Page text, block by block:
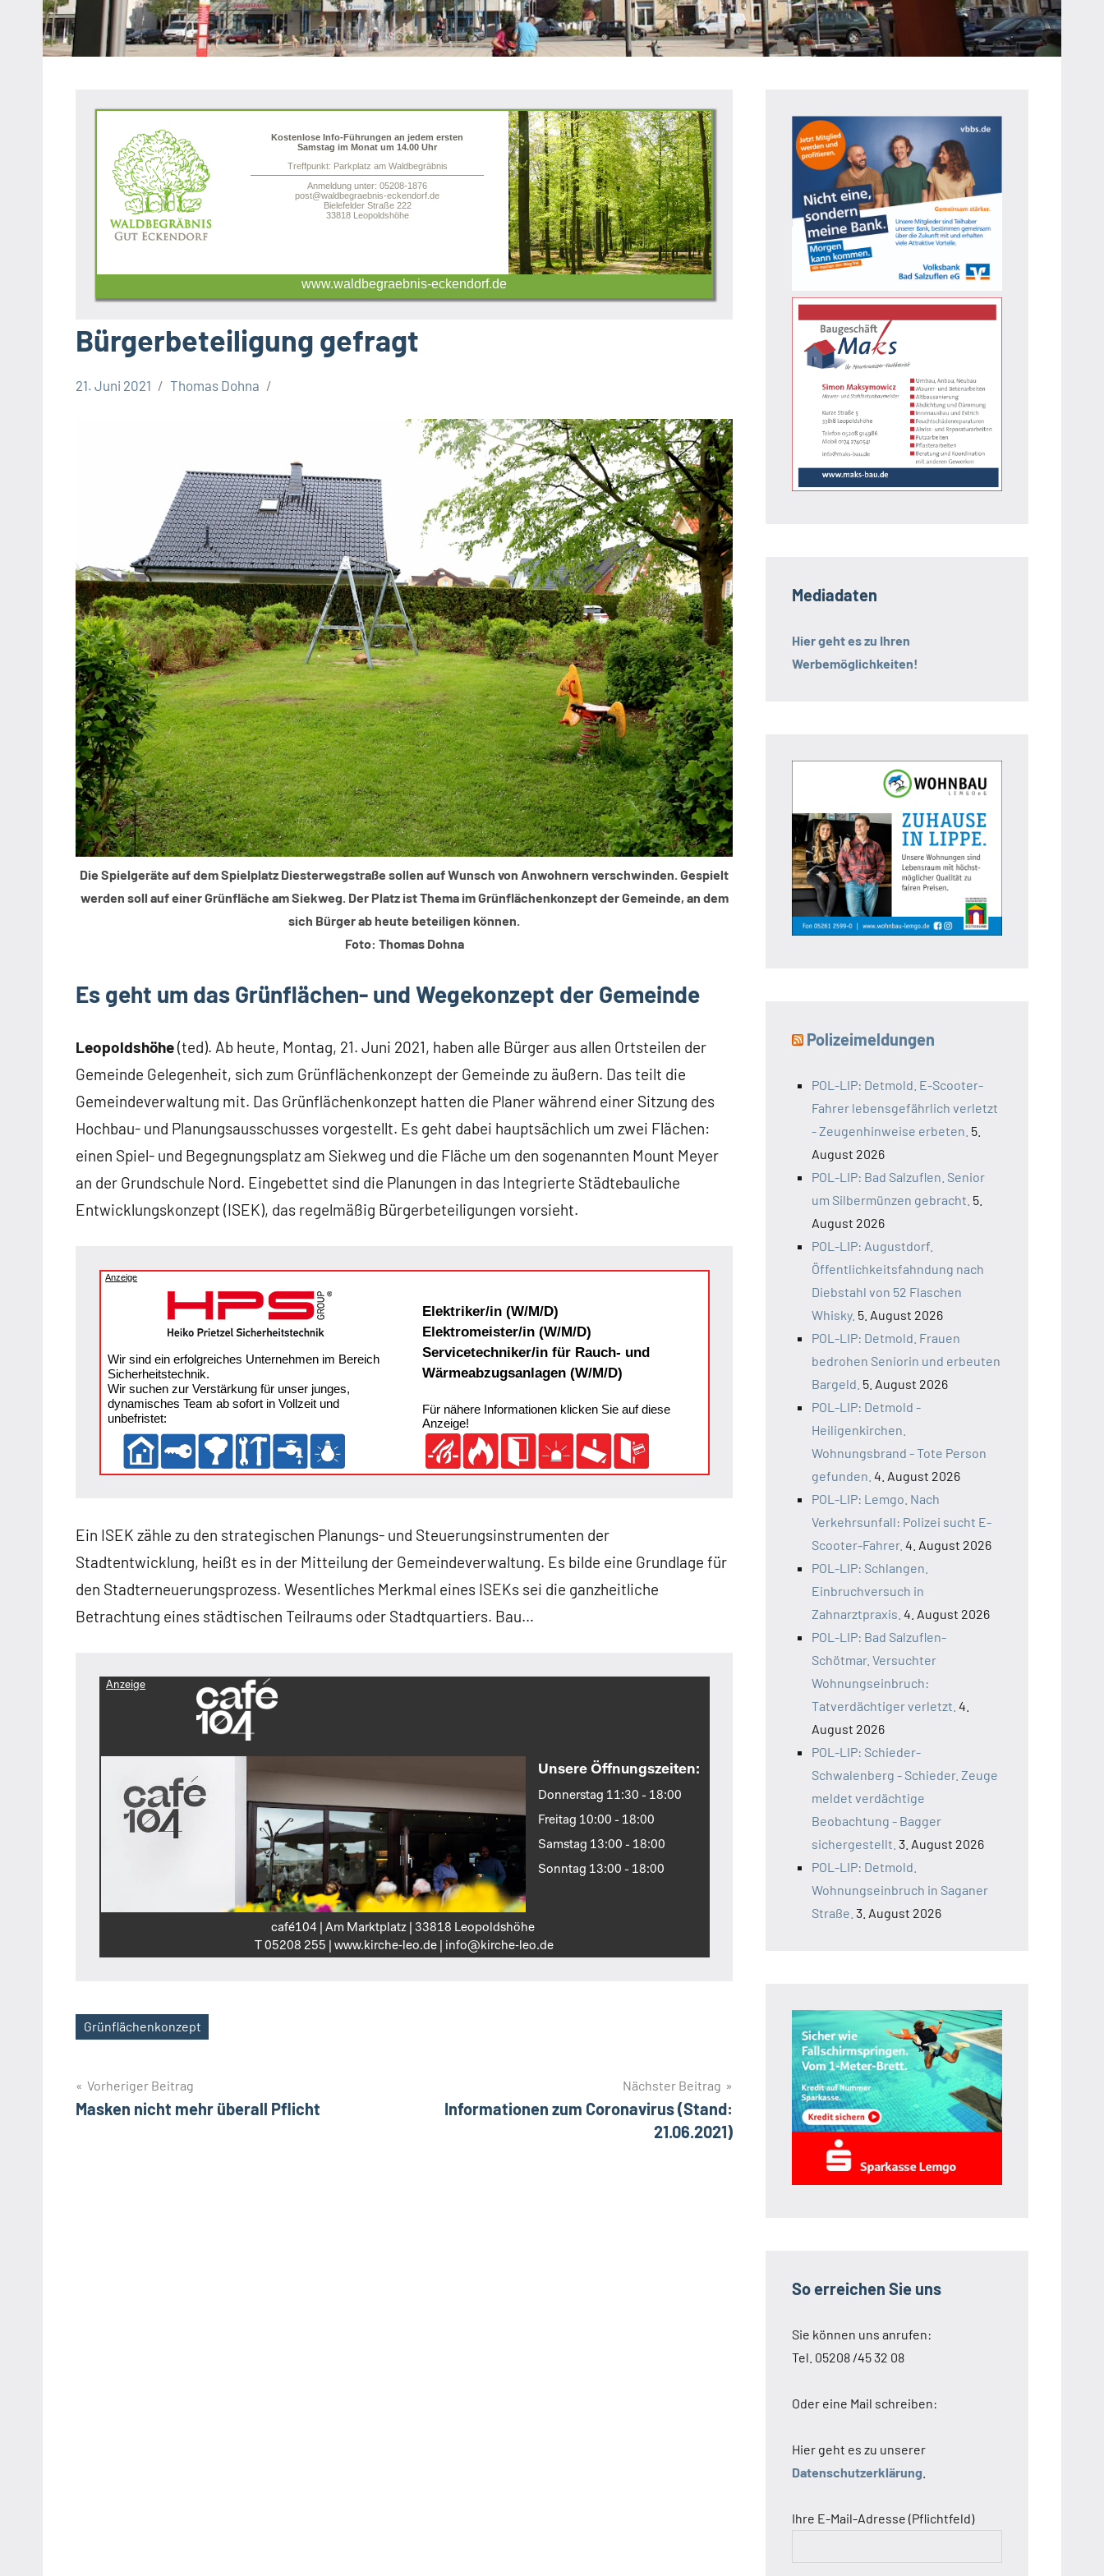
Heipke,
Leopoldshöhe,
Kostenlose Info-Führungen an jedem ersten
Samstag im Monat um 14.00 Uhr
Treffpunkt: Parkplatz am Waldbegräbnis
Anmeldung unter: 05208-1876
post@waldbegraebnis-eckendorf.de
Bielefelder Straße 222
33818 Leopoldshöhe
www.waldbegraebnis-eckendorf.de
Bürgerbeteiligung gefragt
21. Juni 2021 Thomas Dohna
Die Spielgeräte auf dem Spielplatz Diesterwegstraße sollen auf Wunsch von Anwohnern verschwinden. Gespielt
werden soll auf einer Grünfläche am Siekweg. Der Platz ist Thema im Grünflächenkonzept der Gemeinde, an dem
sich Bürger ab heute beteiligen können.
Foto: Thomas Dohna
Es geht um das Grünflächen- und Wegekonzept der Gemeinde
Leopoldshöhe(ted). Ab heute, Montag, 21. Juni 2021, haben alle Bürger aus allen Ortsteilen der
Gemeinde Gelegenheit, sich zum Grünflächenkonzept der Gemeinde zu äußern. Das teilt die
Gemeindeverwaltung mit. Das Grünflächenkonzept hatten die Planer während einer Sitzung des
Hochbau- und Planungsausschusses vorgestellt. Es geht dabei hauptsächlich um zwei Flächen:
einen Spiel- und Begegnungsplatz am Siekweg und die Fläche um den sogenannten Mount Meyer
an der Grundschule Nord. Eingebettet sind die Planungen in das Integrierte Städtebauliche
Entwicklungskonzept (ISEK), das regelmäßig Bürgerbeteiligungen vorsieht.
Anzeige
Wir sind ein erfolgreiches Unternehmen im Bereich
Sicherheitstechnik.
Wir suchen zur Verstärkung für unser junges,
dynamisches Team ab sofort in Vollzeit und
unbefristet:
Elektriker/in (W/M/D)
Elektromeister/in (W/M/D)
Servicetechniker/in für Rauch- und
Wärmeabzugsanlagen (W/M/D)
Für nähere Informationen klicken Sie auf diese
Anzeige!
Ein ISEK zähle zu den strategischen Planungs- und Steuerungsinstrumenten der
Stadtentwicklung, heißt es in der Mitteilung der Gemeindeverwaltung. Es bilde eine Grundlage für
den Stadterneuerungsprozess. Wesentliches Merkmal eines ISEKs sei die ganzheitliche
Betrachtung eines städtischen Teilraums oder Stadtquartiers. Bau…
Anzeige
Unsere Öffnungszeiten:
Donnerstag 11:30 - 18:00
Freitag 10:00 - 18:00
Samstag 13:00 - 18:00
Sonntag 13:00 - 18:00
café104 | Am Marktplatz | 33818 Leopoldshöhe
T 05208 255 | www.kirche‑leo.de | info@kirche‑leo.de
Schlagwörter
Grünflächenkonzept
Beitragsnavigation
Vorheriger Beitrag
Masken nicht mehr überall Pflicht
Nächster Beitrag
Informationen zum Coronavirus (Stand:
21.06.2021)
Mediadaten
Hier geht es zu Ihren
Werbemöglichkeiten!
Polizeimeldungen
POL-LIP: Detmold. E-Scooter-
Fahrer lebensgefährlich verletzt
- Zeugenhinweise erbeten. 5.
August 2026
POL-LIP: Bad Salzuflen. Senior
um Silbermünzen gebracht. 5.
August 2026
POL-LIP: Augustdorf.
Öffentlichkeitsfahndung nach
Diebstahl von 52 Flaschen
Whisky. 5. August 2026
POL-LIP: Detmold. Frauen
bedrohen Seniorin und erbeuten
Bargeld. 5. August 2026
POL-LIP: Detmold -
Heiligenkirchen.
Wohnungsbrand - Tote Person
gefunden. 4. August 2026
POL-LIP: Lemgo. Nach
Verkehrsunfall: Polizei sucht E-
Scooter-Fahrer. 4. August 2026
POL-LIP: Schlangen.
Einbruchversuch in
Zahnarztpraxis. 4. August 2026
POL-LIP: Bad Salzuflen-
Schötmar. Versuchter
Wohnungseinbruch:
Tatverdächtiger verletzt. 4.
August 2026
POL-LIP: Schieder-
Schwalenberg - Schieder. Zeuge
meldet verdächtige
Beobachtung - Bagger
sichergestellt. 3. August 2026
POL-LIP: Detmold.
Wohnungseinbruch in Saganer
Straße. 3. August 2026
So erreichen Sie uns
Sie können uns anrufen:
Tel. 05208 /45 32 08
Oder eine Mail schreiben:
Hier geht es zu unserer
Datenschutzerklärung
Ihre E-Mail-Adresse (Pflichtfeld)